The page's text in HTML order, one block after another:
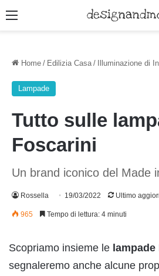
Menu
Home / Edilizia Casa / Illuminazione di
Lampade
Tutto sulle
Foscarini
Un brand iconico del Made
Rossella 19/03/2022 Ultimo
965 Tempo di lettura: 4 minuti
Scopriamo insieme le
segnaleremo anche alcune